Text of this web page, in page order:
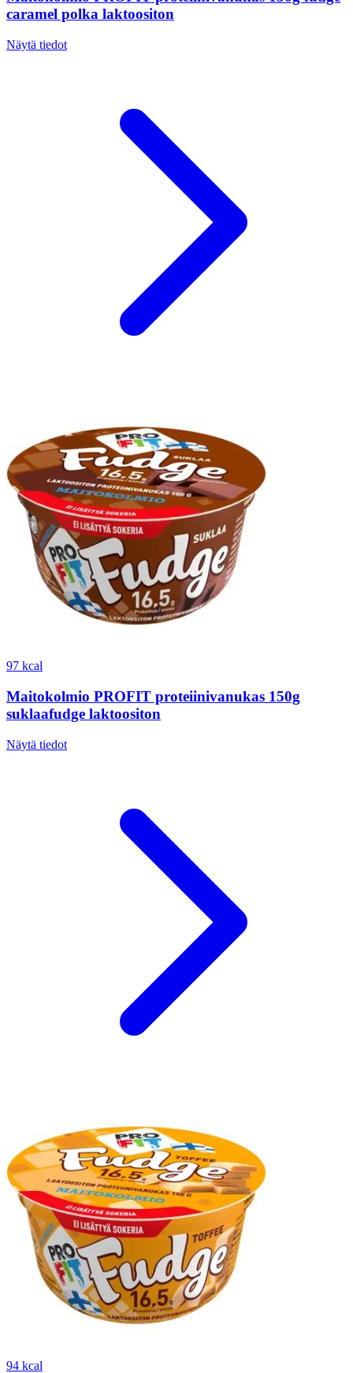
caramel polka laktoositon
Näytä tiedot
97 kcal
Maitokolmio PROFIT proteiinivanukas 150g
suklaafudge laktoositon
Näytä tiedot
94 kcal